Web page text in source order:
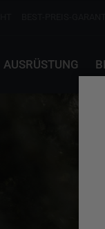
AUSRÜSTUNG